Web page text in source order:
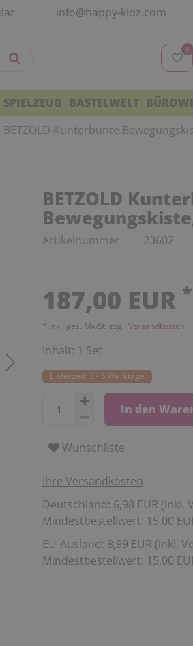
info@happy-kidz.com
0
SPIELZEUG BASTELWELT
BETZOLD Kunterbunte
BETZOLD
Artikelnummer 23602
187,00 EUR *
* inkl. ges. MwSt. zzgl. Versandkosten
Inhalt: 1 Set
Lieferzeit: 3 - 5 Werktage
In den
Wunschliste
Ihre Versandkosten
Deutschland: 6,98 EUR (inkl.
Mindestbestellwert: 15,00
EU-Ausland: 8,99 EUR (inkl.
Mindestbestellwert: 15,00